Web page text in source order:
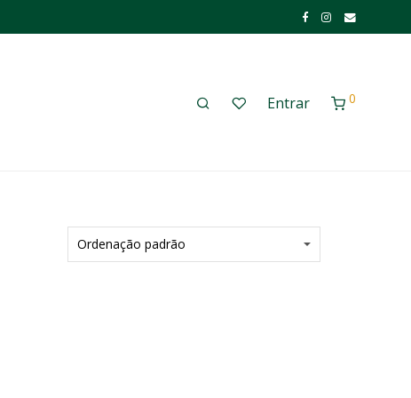
Entrar 0